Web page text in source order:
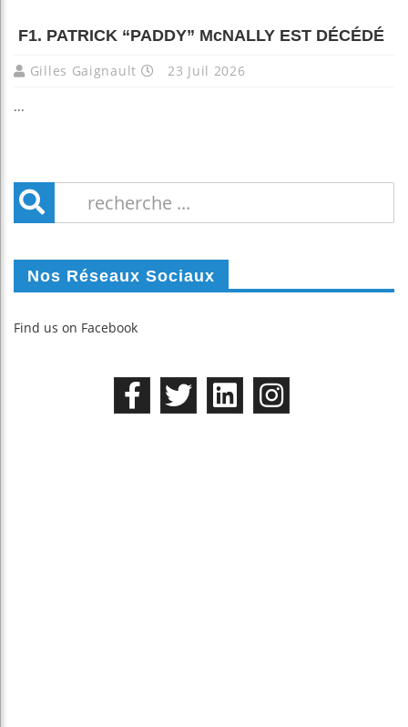
F1. PATRICK “PADDY” McNALLY EST DÉCÉDÉ
Gilles Gaignault 23 Juil 2026
...
Nos Réseaux Sociaux
Find us on Facebook